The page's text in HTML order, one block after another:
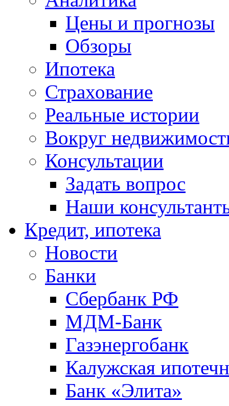
Цены и прогнозы
Обзоры
Ипотека
Страхование
Реальные истории
Вокруг
Консультации
Задать вопрос
Наши
Кредит, ипотека
Новости
Банки
Сбербанк РФ
МДМ-Банк
Газэнергобанк
Калужская
Банк «Элита»